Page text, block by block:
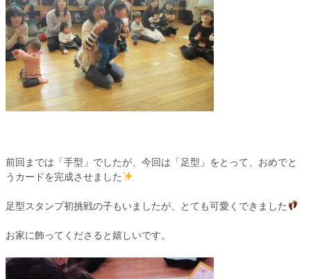
前回までは「手型」でしたが、今回は「足型」をとって、おめでと
うカードを完成させました
足型スタンプ初挑戦の子もいましたが、とても可愛くできました
お家に飾ってくださると嬉しいです。